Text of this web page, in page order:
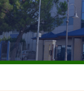
MEDIA
DOWNLOAD
SERVIZIO CLIENTI